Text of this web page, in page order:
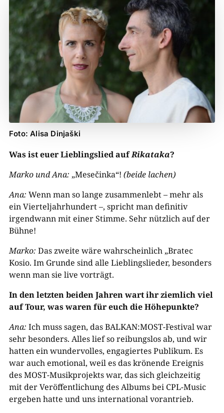
Foto: Alisa Dinjaški
Was ist euer Lieblingslied aufRikataka?
Marko und Ana: „Mesečinka“! (beide lachen)
Ana: Wenn man so lange zusammenlebt – mehr als
ein Vierteljahrhundert –, spricht man definitiv
irgendwann mit einer Stimme. Sehr nützlich auf der
Bühne!
Marko: Das zweite wäre wahrscheinlich „Bratec
Kosio. Im Grunde sind alle Lieblingslieder, besonders
wenn man sie live vorträgt.
In den letzten beiden Jahren wart ihrziemlich viel
auf Tour, was waren für euch die Höhepunkte?
Ana: Ich muss sagen, das BALKAN:MOST-Festival war
sehr besonders. Alles lief so reibungslos ab, und wir
hatten ein wundervolles, engagiertes Publikum. Es
war auch emotional, weil es das krönende Ereignis
des MOST-Musikprojekts war, das sich gleichzeitig
mit der Veröffentlichung des Albums bei CPL-Music
ergeben hatte und uns international vorantrieb.